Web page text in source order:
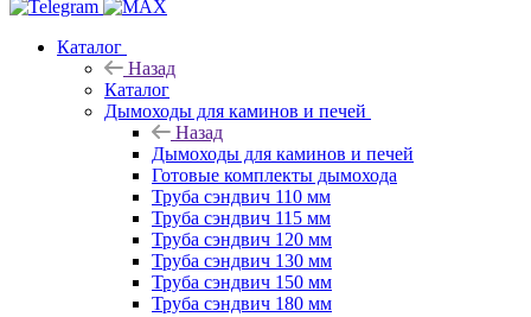
Каталог
Назад
Каталог
Дымоходы для каминов и печей
Назад
Дымоходы для каминов и печей
Готовые комплекты дымохода
Труба сэндвич 110 мм
Труба сэндвич 115 мм
Труба сэндвич 120 мм
Труба сэндвич 130 мм
Труба сэндвич 150 мм
Труба сэндвич 180 мм